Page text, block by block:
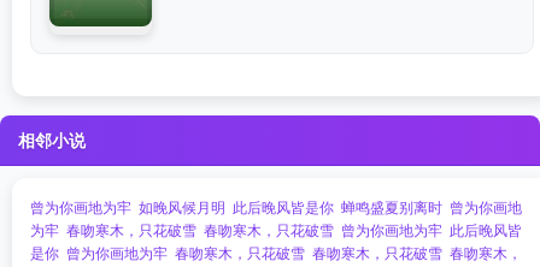
相邻小说
曾为你画地为牢 如晚风候月明 此后晚风皆是你 蝉鸣盛夏别离时 曾为你画地
为牢 春吻寒木，只花破雪 春吻寒木，只花破雪 曾为你画地为牢 此后晚风皆
是你 曾为你画地为牢 春吻寒木，只花破雪 春吻寒木，只花破雪 春吻寒木，